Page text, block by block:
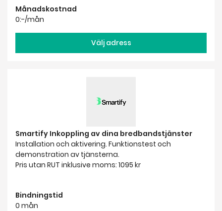
Månadskostnad
0:-/mån
Välj adress
Smartify Inkoppling av dina bredbandstjänster
Installation och aktivering. Funktionstest och
demonstration av tjänsterna.
Pris utan RUT inklusive moms: 1095 kr
Bindningstid
0 mån